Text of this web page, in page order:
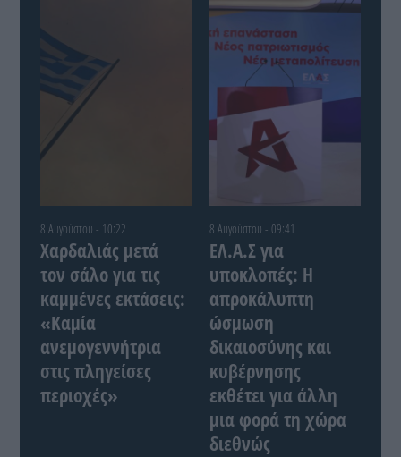
8 Αυγούστου - 10:22
Χαρδαλιάς μετά
τον σάλο για τις
καμμένες εκτάσεις:
«Καμία
ανεμογεννήτρια
στις πληγείσες
περιοχές»
8 Αυγούστου - 09:41
ΕΛ.Α.Σ για
υποκλοπές: Η
απροκάλυπτη
ώσμωση
δικαιοσύνης και
κυβέρνησης
εκθέτει για άλλη
μια φορά τη χώρα
διεθνώς